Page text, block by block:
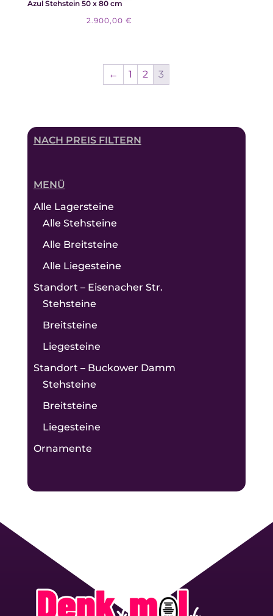
Azul Stehstein 50 x 80 cm
2.900,00 €
← 1 2 3
NACH PREIS FILTERN
MENÜ
Alle Lagersteine
Alle Stehsteine
Alle Breitsteine
Alle Liegesteine
Standort – Eisenacher Str.
Stehsteine
Breitsteine
Liegesteine
Standort – Buckower Damm
Stehsteine
Breitsteine
Liegesteine
Ornamente